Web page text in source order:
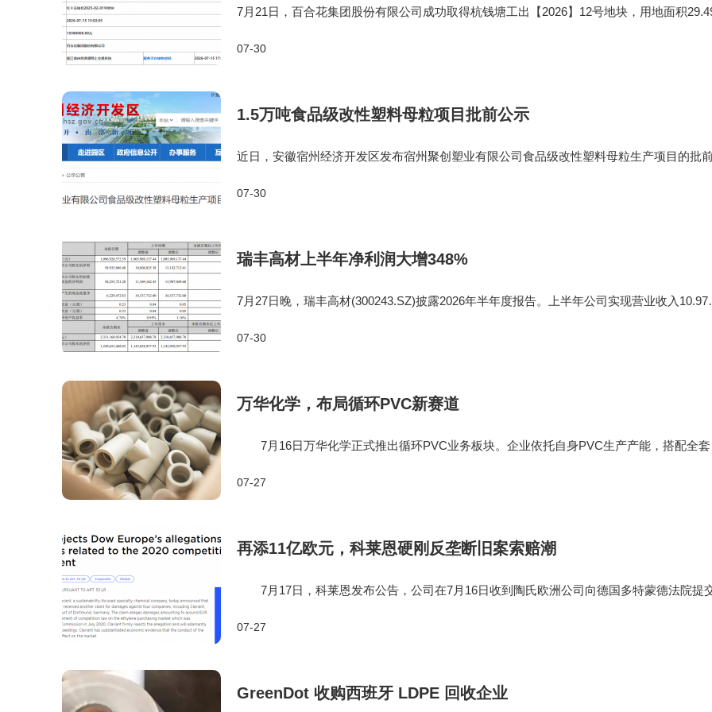
7月21日，百合花集团股份有限公司成功取得杭钱塘工出【2026】12号地块，用地面积
域拓展。PEEK是一种位于商业化聚合物顶端
07-30
1.5万吨食品级改性塑料母粒项目批前公示
近日，安徽宿州经济开发区发布宿州聚创塑业有限公司食品级改性塑料母粒生产项目的批
有限公司食品级改性塑料母粒生产项目”
07-30
瑞丰高材上半年净利润大增348%
7月27日晚，瑞丰高材(300243.SZ)披露2026年半年度报告。上半年公司实现营业收入10.97
元，同比增长318.89%;基本每股收益0.23元
07-30
万华化学，布局循环PVC新赛道
7月16日万华化学正式推出循环PVC业务板块。企业依托自身PVC生产产能，搭配全
C方案。 国内塑料产业低碳转型已成定局。
07-27
再添11亿欧元，科莱恩硬刚反垄断旧案索赔潮
7月17日，科莱恩发布公告，公司在7月16日收到陶氏欧洲公司向德国多特蒙德法院提
为，索赔金额约11亿欧元。 值得注意的
07-27
GreenDot 收购西班牙 LDPE 回收企业